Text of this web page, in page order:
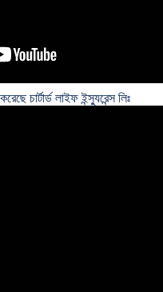
চার্টার্ড লাইফ ইন্স্যুরেন্স লিঃ